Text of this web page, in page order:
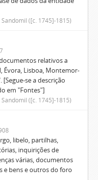
([c. 1745]-1815)
relativos a
Évora, Lisboa, Montemor-
se a descrição
em "Fontes"]
([c. 1745]-1815)
libelo, partilhas,
inquirições de
várias, documentos
e bens e outros do foro